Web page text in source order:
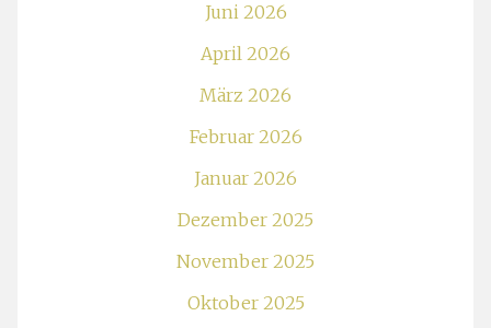
Juni 2026
April 2026
März 2026
Februar 2026
Januar 2026
Dezember 2025
November 2025
Oktober 2025